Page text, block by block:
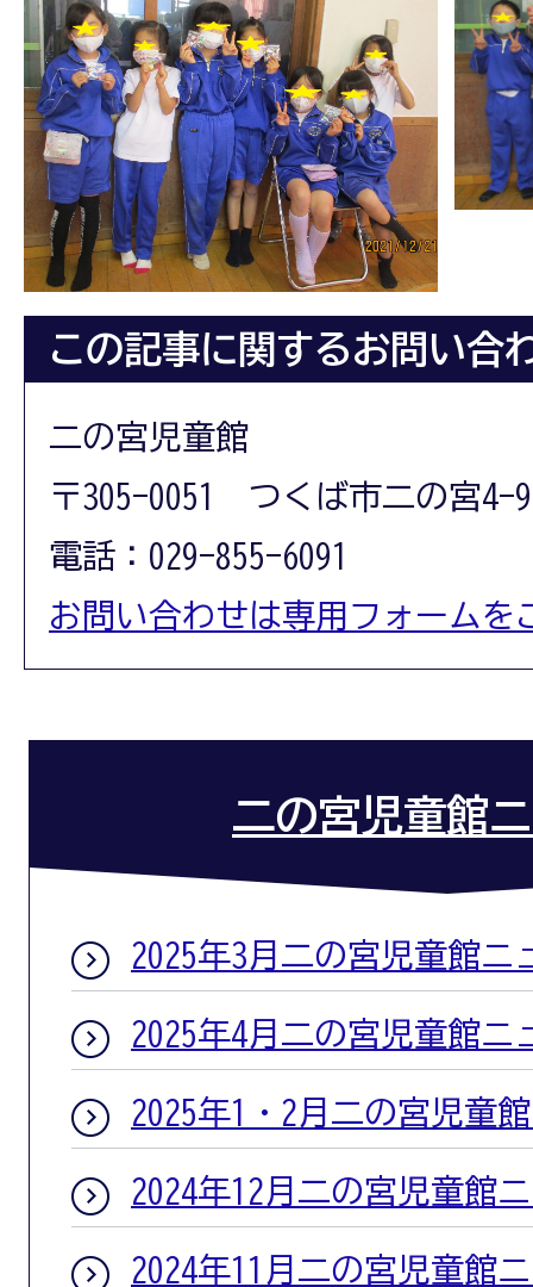
この記事に関するお問い合
二の宮児童館
〒305-0051 つくば市二の宮4-
電話：029-855-6091
お問い合わせは専用フォームを
二の宮児童館
2025年3月二の宮児童館ニ
2025年4月二の宮児童館ニ
2025年1・2月二の宮児童
2024年12月二の宮児童館
2024年11月二の宮児童館